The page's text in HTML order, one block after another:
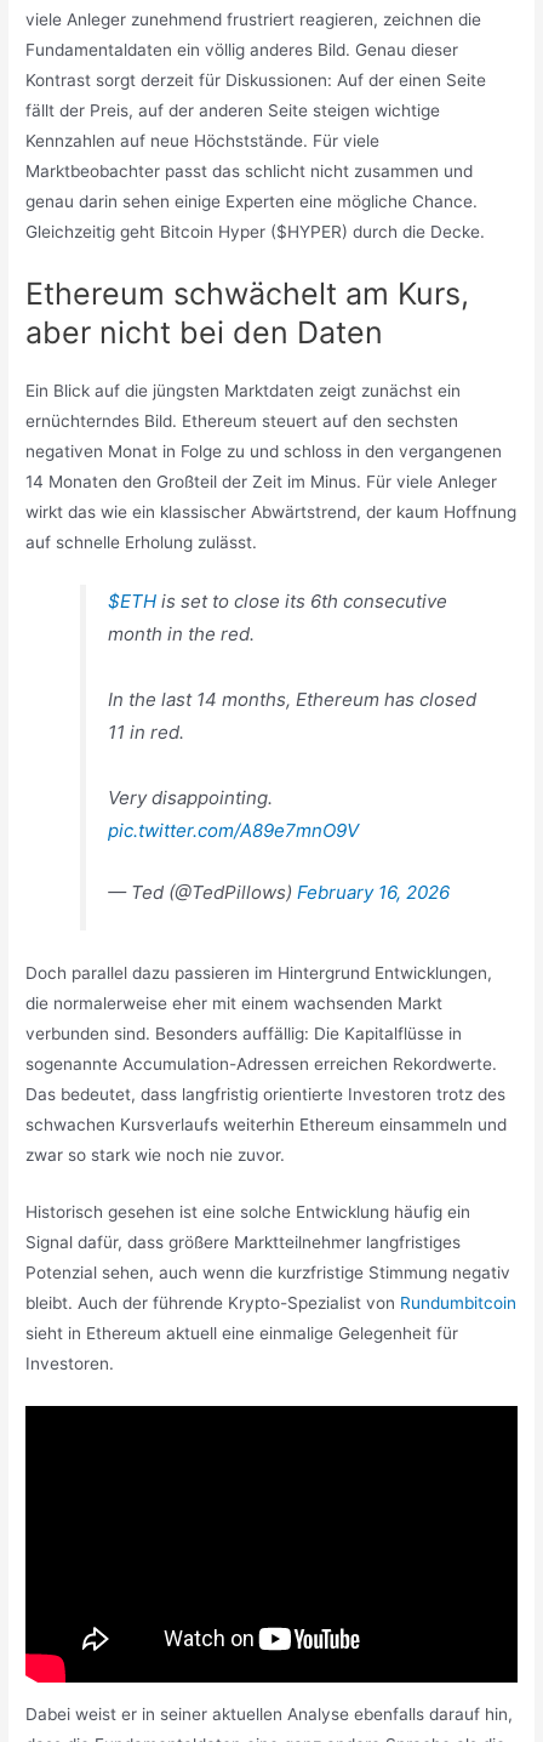
viele Anleger zunehmend frustriert reagieren, zeichnen die
Fundamentaldaten ein völlig anderes Bild. Genau dieser
Kontrast sorgt derzeit für Diskussionen: Auf der einen Seite
fällt der Preis, auf der anderen Seite steigen wichtige
Kennzahlen auf neue Höchststände. Für viele
Marktbeobachter passt das schlicht nicht zusammen und
genau darin sehen einige Experten eine mögliche Chance.
Gleichzeitig geht Bitcoin Hyper ($HYPER) durch die Decke.
Ethereum schwächelt am Kurs,
aber nicht bei den Daten
Ein Blick auf die jüngsten Marktdaten zeigt zunächst ein
ernüchterndes Bild. Ethereum steuert auf den sechsten
negativen Monat in Folge zu und schloss in den vergangenen
14 Monaten den Großteil der Zeit im Minus. Für viele Anleger
wirkt das wie ein klassischer Abwärtstrend, der kaum Hoffnung
auf schnelle Erholung zulässt.
$ETH is set to close its 6th consecutive
month in the red.
In the last 14 months, Ethereum has closed
11 in red.
Very disappointing.
pic.twitter.com/A89e7mnO9V
— Ted (@TedPillows)February 16, 2026
Doch parallel dazu passieren im Hintergrund Entwicklungen,
die normalerweise eher mit einem wachsenden Markt
verbunden sind. Besonders auffällig: Die Kapitalflüsse in
sogenannte Accumulation-Adressen erreichen Rekordwerte.
Das bedeutet, dass langfristig orientierte Investoren trotz des
schwachen Kursverlaufs weiterhin Ethereum einsammeln und
zwar so stark wie noch nie zuvor.
Historisch gesehen ist eine solche Entwicklung häufig ein
Signal dafür, dass größere Marktteilnehmer langfristiges
Potenzial sehen, auch wenn die kurzfristige Stimmung negativ
bleibt. Auch der führende Krypto-Spezialist von Rundumbitcoin
sieht in Ethereum aktuell eine einmalige Gelegenheit für
Investoren.
Dabei weist er in seiner aktuellen Analyse ebenfalls darauf hin,